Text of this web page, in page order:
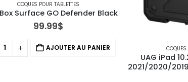
COQUES POUR TABLETTES
Surface GO Defender Black
99.99$
AJOUTER AU PANIER COQUES
UAG iPad
2021/2020/